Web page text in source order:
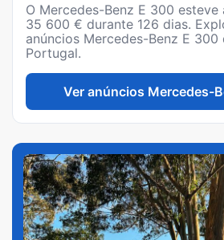
O Mercedes-Benz E 300 esteve
35 600 € durante 126 dias.
anúncios Mercedes-Benz E 300
Portugal.
Ver anúncios Mercedes-